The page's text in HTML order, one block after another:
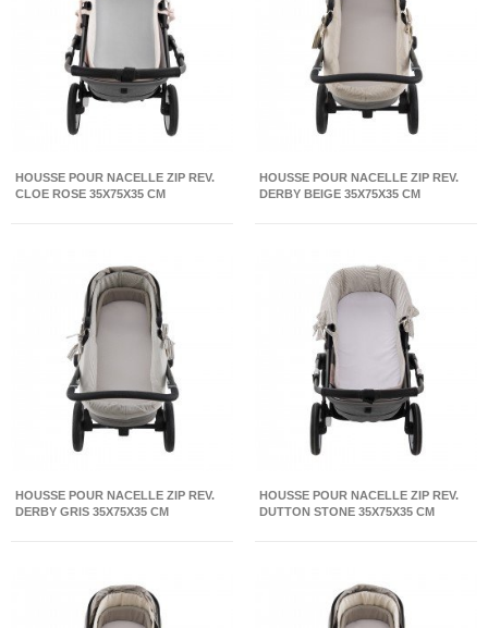
HOUSSE POUR NACELLE ZIP REV.
CLOE ROSE 35X75X35 CM
HOUSSE POUR NACELLE ZIP REV.
DERBY BEIGE 35X75X35 CM
HOUSSE POUR NACELLE ZIP REV.
DERBY GRIS 35X75X35 CM
HOUSSE POUR NACELLE ZIP REV.
DUTTON STONE 35X75X35 CM